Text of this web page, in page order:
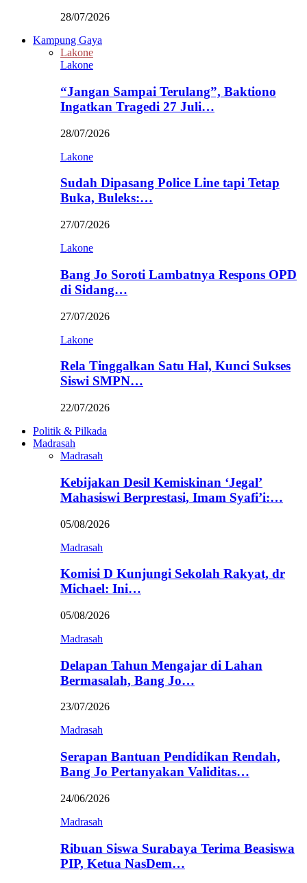
28/07/2026
Kampung Gaya
Lakone
Lakone
“Jangan Sampai Terulang”, Baktiono
Ingatkan Tragedi 27 Juli…
28/07/2026
Lakone
Sudah Dipasang Police Line tapi Tetap
Buka, Buleks:…
27/07/2026
Lakone
Bang Jo Soroti Lambatnya Respons OPD
di Sidang…
27/07/2026
Lakone
Rela Tinggalkan Satu Hal, Kunci Sukses
Siswi SMPN…
22/07/2026
Politik & Pilkada
Madrasah
Madrasah
Kebijakan Desil Kemiskinan ‘Jegal’
Mahasiswi Berprestasi, Imam Syafi’i:…
05/08/2026
Madrasah
Komisi D Kunjungi Sekolah Rakyat, dr
Michael: Ini…
05/08/2026
Madrasah
Delapan Tahun Mengajar di Lahan
Bermasalah, Bang Jo…
23/07/2026
Madrasah
Serapan Bantuan Pendidikan Rendah,
Bang Jo Pertanyakan Validitas…
24/06/2026
Madrasah
Ribuan Siswa Surabaya Terima Beasiswa
PIP, Ketua NasDem…